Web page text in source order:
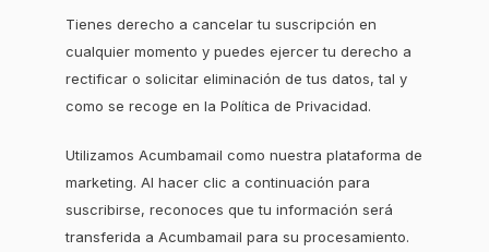
Tienes derecho a cancelar tu suscripción en
cualquier momento y puedes ejercer tu derecho a
rectificar o solicitar eliminación de tus datos, tal y
como se recoge en la Política de Privacidad.
Utilizamos Acumbamail como nuestra plataforma de
marketing. Al hacer clic a continuación para
suscribirse, reconoces que tu información será
transferida a Acumbamail para su procesamiento.